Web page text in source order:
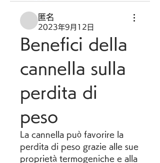
匿名
2023年9月12日
Benefici della
cannella sulla
perdita di
peso
La cannella può favorire la
perdita di peso grazie alle sue
proprietà termogeniche e alla